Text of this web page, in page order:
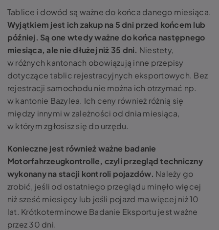
Tablice i dowód są ważne do końca danego miesiąca.
Wyjątkiem jest ich zakup na 5 dni przed końcem lub
później. Są one wtedy ważne do końca następnego
miesiąca, ale nie dłużej niż 35 dni. Niestety,
w różnych kantonach obowiązują inne przepisy
dotyczące tablic rejestracyjnych eksportowych. Bez
rejestracji samochodu nie można ich otrzymać np.
w kantonie Bazylea. Ich ceny również różnią się
między innymi w zależności od dnia miesiąca,
w którym zgłosisz się do urzędu.
Konieczne jest również ważne badanie
Motorfahrzeugkontrolle, czyli przegląd techniczny
wykonany na stacji kontroli pojazdów. Należy go
zrobić, jeśli od ostatniego przeglądu minęło więcej
niż sześć miesięcy lub jeśli pojazd ma więcej niż 10
lat. Krótkoterminowe Badanie Eksportu jest ważne
przez 30 dni.